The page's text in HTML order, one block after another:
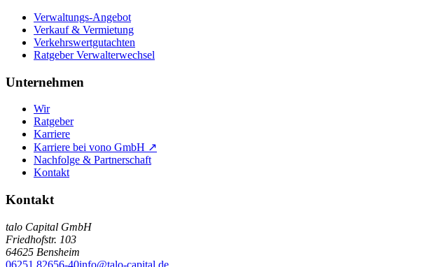
Verwaltungs-Angebot
Verkauf & Vermietung
Verkehrswertgutachten
Ratgeber Verwalterwechsel
Unternehmen
Wir
Ratgeber
Karriere
Karriere bei vono GmbH ↗
Nachfolge & Partnerschaft
Kontakt
Kontakt
talo Capital GmbH
Friedhofstr. 103
64625 Bensheim
06251 82656-40info@talo-capital.de